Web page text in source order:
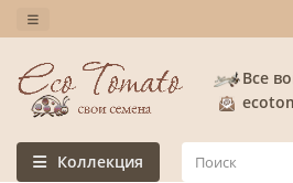
Все
Коллекция